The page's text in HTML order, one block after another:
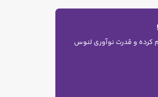
کرده و قدرت نوآوری لنوس